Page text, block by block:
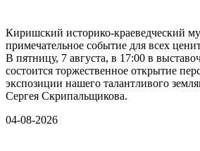
Киришский историко-краеведческий
примечательное событие для всех
В пятницу, 7 августа, в 17:00 в
состоится торжественное открытие
экспозиции нашего талантливого
Сергея Скрипальщикова.
04-08-2026